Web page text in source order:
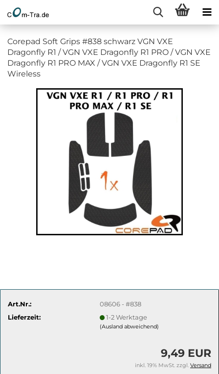
Corepad Soft Grips #838 schwarz VGN VXE
Dragonfly R1 / VGN VXE Dragonfly R1 PRO / VGN VXE
Dragonfly R1 PRO MAX / VGN VXE Dragonfly R1 SE
Wireless
Art.Nr.:
08606 - #838
Lieferzeit:
1-2 Werktage
(Ausland abweichend)
9,49 EUR
inkl. 19% MwSt. zzgl. Versand